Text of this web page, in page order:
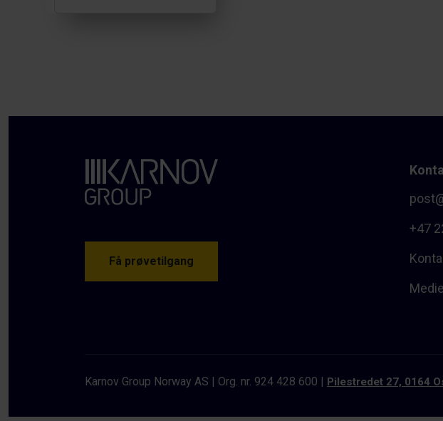
Få prøvetilgang
+47
Karnov Group Norway AS Org. nr. 924 428 600 Pilestredet 27, 0164